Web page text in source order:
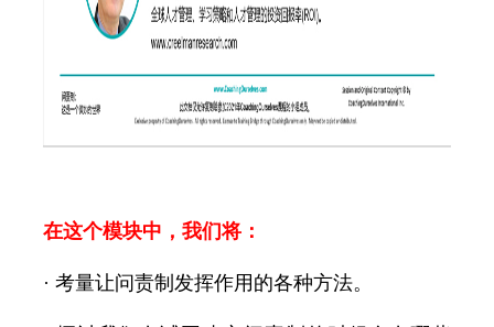
在这个模块中，我们将：
· 考量让问责制发挥作用的各种方法。